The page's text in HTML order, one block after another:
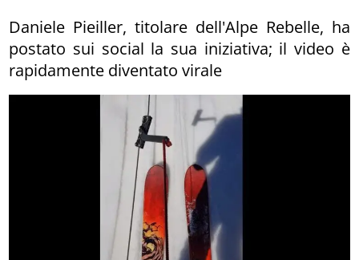
Daniele Pieiller, titolare dell'Alpe Rebelle, ha
postato sui social la sua iniziativa; il video è
rapidamente diventato virale